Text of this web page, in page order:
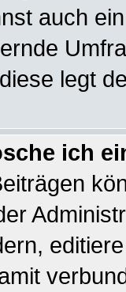
auch
legt
ich